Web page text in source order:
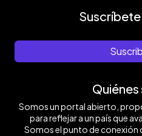
Somos un portal abierto,
para reflejar a un país que
Somos el punto de conexión